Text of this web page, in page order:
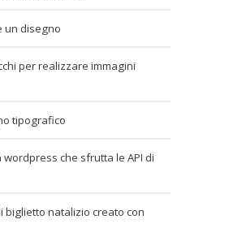
un disegno
per realizzare immagini
tipografico
wordpress che sfrutta le API di
biglietto natalizio creato con